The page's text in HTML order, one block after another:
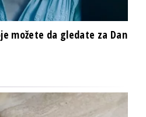
možete da gledate za Dan